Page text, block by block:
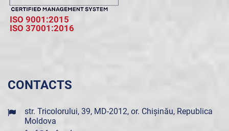
ISO 9001:2015
ISO 37001:2016
CONTACTS
str. Tricolorului, 39, MD-2012, or. Chișinău, Republica
Moldova